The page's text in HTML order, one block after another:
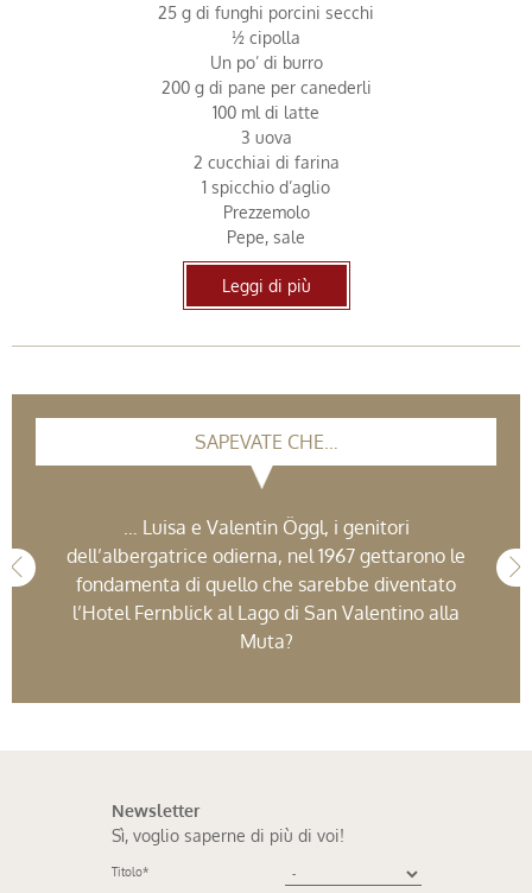
25 g di funghi porcini secchi
½ cipolla
Un po’ di burro
200 g di pane per canederli
100 ml di latte
3 uova
2 cucchiai di farina
1 spicchio d’aglio
Prezzemolo
Pepe, sale
Leggi di più
SAPEVATE CHE…
… Luisa e Valentin Öggl, i genitori
dell’albergatrice odierna, nel 1967 gettarono le
fondamenta di quello che sarebbe diventato
l’Hotel Fernblick al Lago di San Valentino alla
Muta?
Newsletter
Sì, voglio saperne di più di voi!
Titolo*